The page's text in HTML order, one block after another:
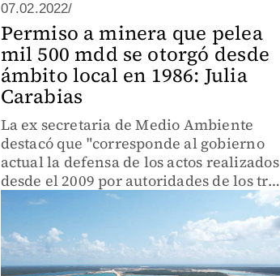
07.02.2022/
Permiso a minera que pelea
mil 500 mdd se otorgó desde
ámbito local en 1986: Julia
Carabias
La ex secretaria de Medio Ambiente
destacó que "corresponde al gobierno
actual la defensa de los actos realizados
desde el 2009 por autoridades de los tres
órdenes de gobierno que son motivo de
ese conflicto internacional".